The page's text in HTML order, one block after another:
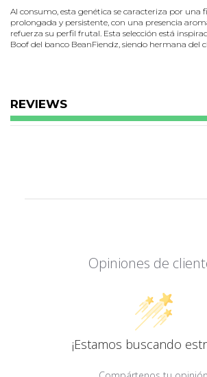
Al consumo, esta genética se caracteriza por una
prolongada y persistente, con una presencia
refuerza su perfil frutal. Esta selección está
Boof del banco BeanFiendz, siendo hermana del
¿Cuánto dura su floración?
Entre 8 y 9 semanas.
Uso recomendado: Cultivo
Perfil de terpenos: Frutal, refrescante, notas a
Inspiración genética: Super Boof (BeanFiendz)
Tipo: Híbrido Equilibrado
REVIEWS
Opiniones de
¡Estamos buscando